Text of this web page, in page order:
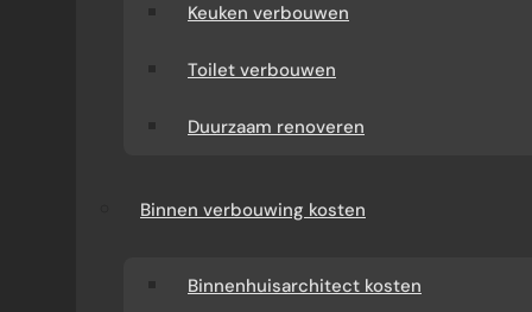
Keuken verbouwen
Toilet verbouwen
Duurzaam renoveren
Binnen verbouwing kosten
Binnenhuisarchitect kosten